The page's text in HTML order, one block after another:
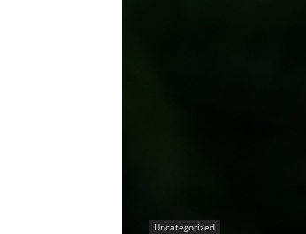
Uncategorized